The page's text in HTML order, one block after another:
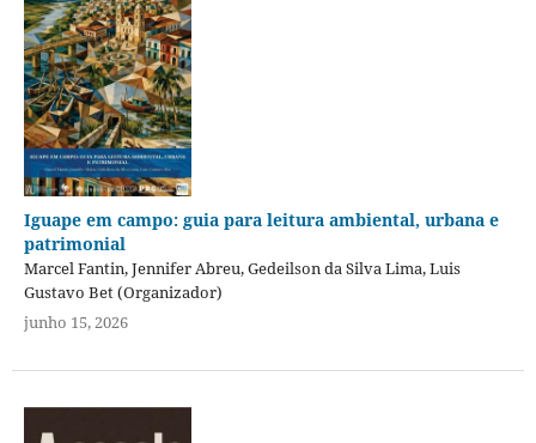
Iguape em campo: guia para leitura ambiental, urbana e
patrimonial
Marcel Fantin, Jennifer Abreu, Gedeilson da Silva Lima, Luis
Gustavo Bet (Organizador)
junho 15, 2026